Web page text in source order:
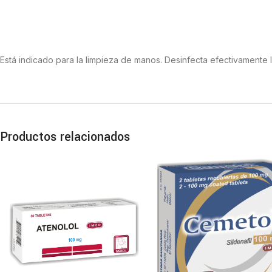
Está indicado para la limpieza de manos. Desinfecta
Productos relacionados